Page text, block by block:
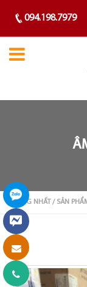
094.198.7979
TRANG NHẤT / SẢN